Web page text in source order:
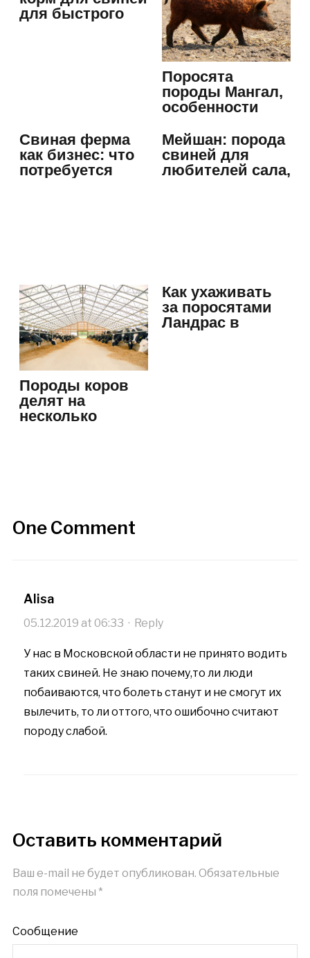
для быстрого
Поросята
породы Мангал,
особенности
Свиная ферма
как бизнес: что
потребуется
Мейшан: порода
свиней для
любителей сала,
Породы коров
делят на
несколько
Как ухаживать
за поросятами
Ландрас в
One Comment
Alisa
05.12.2019 at 06:33 · Reply
У нас в Московской области не принято водить
таких свиней. Не знаю почему,то ли люди
побаиваются, что болеть станут и не смогут их
вылечить, то ли оттого, что ошибочно считают
породу слабой.
Оставить комментарий
Ваш e-mail не будет опубликован. Обязательные
поля помечены *
Сообщение